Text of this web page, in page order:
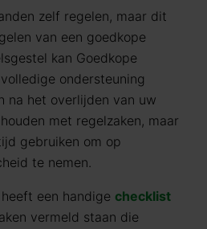
zelf regelen, maar dit
van een goedkope
kan Goedkope
ondersteuning
na het overlijden van uw
met regelzaken, maar
gebruiken om op
te nemen.
een handige checklist
vermeld staan die